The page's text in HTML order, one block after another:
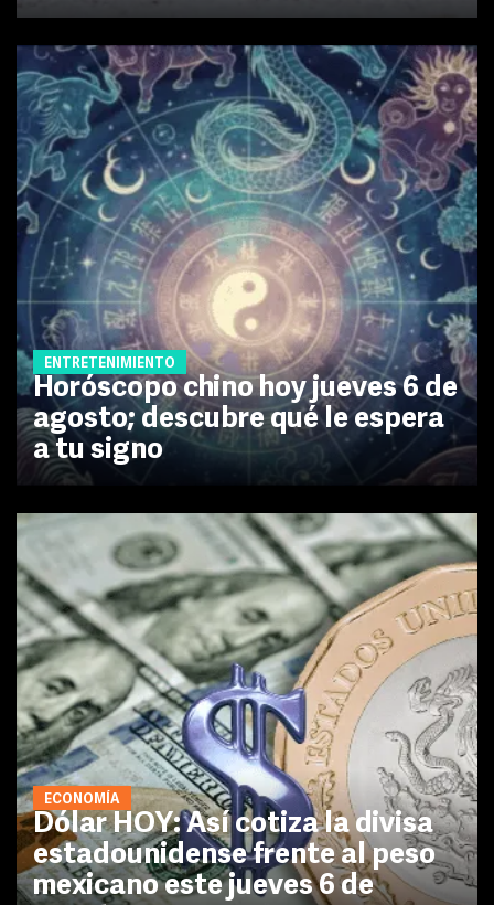
ENTRETENIMIENTO
Horóscopo chino hoy jueves 6 de
agosto; descubre qué le espera
a tu signo
ECONOMÍA
Dólar HOY: Así cotiza la divisa
estadounidense frente al peso
mexicano este jueves 6 de